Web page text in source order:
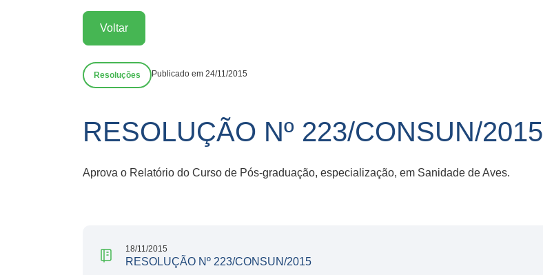
Voltar
Resoluções Publicado em 24/11/2015
RESOLUÇÃO Nº 223/CONSUN/2015
Aprova o Relatório do Curso de Pós-graduação, especialização, em Sanidade de Aves.
18/11/2015
RESOLUÇÃO Nº 223/CONSUN/2015